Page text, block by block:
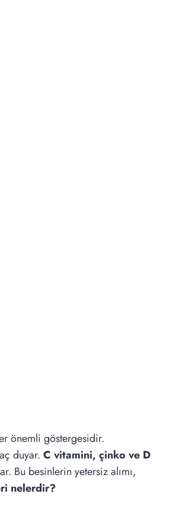
önemli göstergesidir.
duyar. C vitamini, çinko ve D
Bu besinlerin yetersiz alımı,
nelerdir?